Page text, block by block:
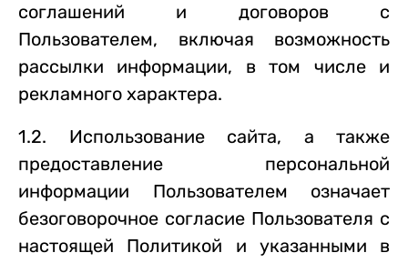
соглашений и договоров с
Пользователем, включая возможность
рассылки информации, в том числе и
рекламного характера.
1.2. Использование сайта, а также
предоставление персональной
информации Пользователем означает
безоговорочное согласие Пользователя с
настоящей Политикой и указанными в